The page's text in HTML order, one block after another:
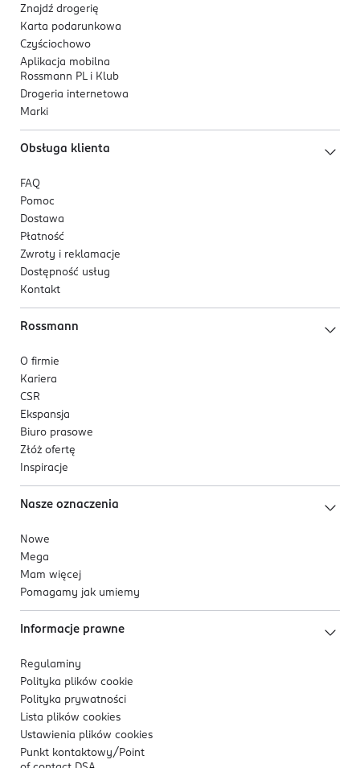
Dla kogo jest ten produkt?
Dla osób, które cenią wygodę aplikacji palcami,
kompaktowe rozwiązania i zestawy kolorów
umożliwiające stworzenie pełnego makijażu oka przy
użyciu jednego produktu.
HEXAHYDROXYSTEARATE/HEXASTEARATE/HEXAROSINATE,
DIISOSTEARYL MALATE, MAGNESIUM MYRISTATE,
TRIETHOXYCAPRYLYLSILANE, MAGNESIUM STEARATE,
KAOLIN, DIMETHICONOL STEARATE, HYDROGENATED
LECITHIN, CI 77891.
Znajdź drogerię
Karta podarunkowa
Czyściochowo
Aplikacja mobilna
Rossmann PL i Klub
Drogeria internetowa
Marki
Obsługa klienta
FAQ
Pomoc
Dostawa
Płatność
Zwroty i reklamacje
Dostępność usług
Kontakt
Rossmann
O firmie
Kariera
CSR
Ekspansja
Biuro prasowe
Złóż ofertę
Inspiracje
Nasze oznaczenia
Nowe
Mega
Mam więcej
Pomagamy jak umiemy
Informacje prawne
Regulaminy
Polityka plików cookie
Polityka prywatności
Lista plików cookies
Ustawienia plików cookies
Punkt kontaktowy/ Point